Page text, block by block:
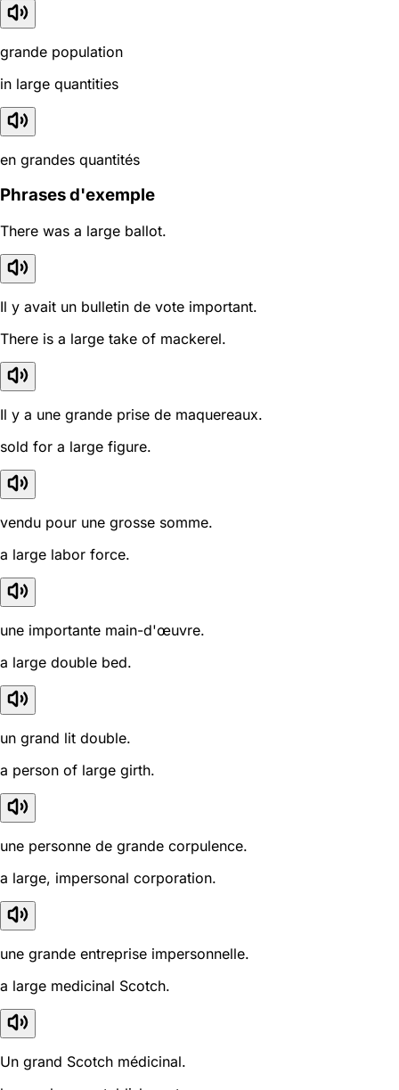
grande population
in large quantities
en grandes quantités
Phrases d'exemple
There was a large ballot.
Il y avait un bulletin de vote important.
There is a large take of mackerel.
Il y a une grande prise de maquereaux.
sold for a large figure.
vendu pour une grosse somme.
a large labor force.
une importante main-d'œuvre.
a large double bed.
un grand lit double.
a person of large girth.
une personne de grande corpulence.
a large, impersonal corporation.
une grande entreprise impersonnelle.
a large medicinal Scotch.
Un grand Scotch médicinal.